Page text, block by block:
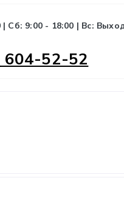
Сб: 9:00 - 18:00 | Вс:
604-52-52